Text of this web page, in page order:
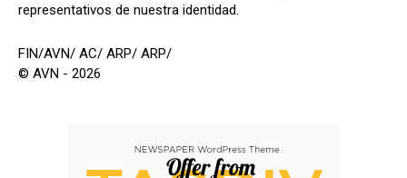
representativos de nuestra identidad.
FIN/AVN/ AC/ ARP/ ARP/
© AVN - 2026